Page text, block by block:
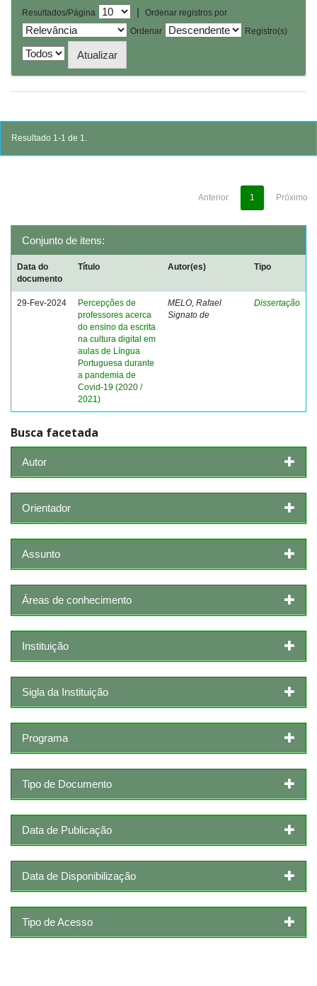
Resultados/Página |
Ordenar registros por
Ordenar
Registro(s)
Resultado 1-1 de 1.
Anterior 1 Próximo
Conjunto de itens:
Data do
documento
Título Autor(es) Tipo
29-Fev-2024
Percepções de
professores acerca
do ensino da escrita
na cultura digital em
aulas de Língua
Portuguesa durante
a pandemia de
Covid-19 (2020 /
2021)
MELO, Rafael
Signato de
Dissertação
Busca facetada
Autor
Orientador
Assunto
Áreas de conhecimento
Instituição
Sigla da Instituição
Programa
Tipo de Documento
Data de Publicação
Data de Disponibilização
Tipo de Acesso